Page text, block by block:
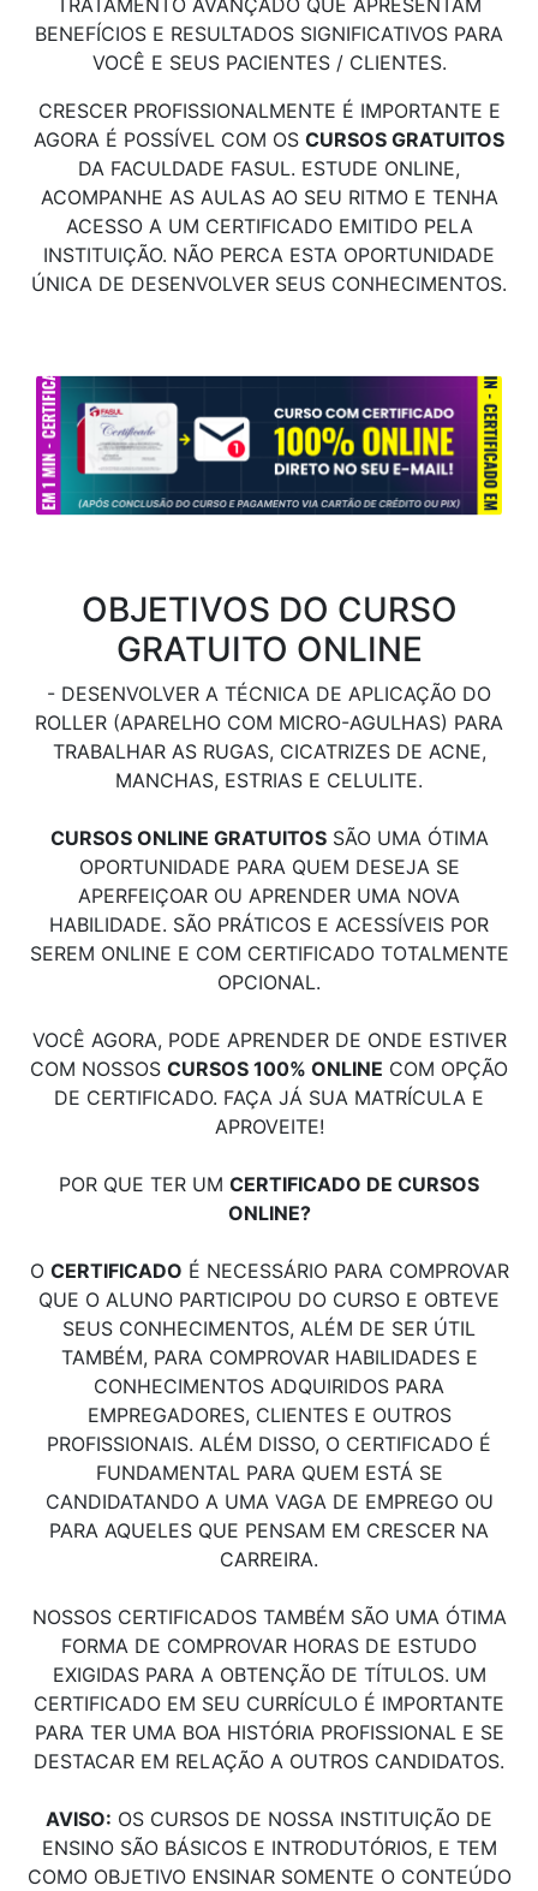
TRATAMENTO AVANÇADO QUE APRESENTAM
BENEFÍCIOS E RESULTADOS SIGNIFICATIVOS PARA
VOCÊ E SEUS PACIENTES / CLIENTES.
CRESCER PROFISSIONALMENTE É IMPORTANTE E
AGORA É POSSÍVEL COM OS CURSOS GRATUITOS
DA FACULDADE FASUL. ESTUDE ONLINE,
ACOMPANHE AS AULAS AO SEU RITMO E TENHA
ACESSO A UM CERTIFICADO EMITIDO PELA
INSTITUIÇÃO. NÃO PERCA ESTA OPORTUNIDADE
ÚNICA DE DESENVOLVER SEUS CONHECIMENTOS.
OBJETIVOS DO CURSO
GRATUITO ONLINE
- DESENVOLVER A TÉCNICA DE APLICAÇÃO DO
ROLLER (APARELHO COM MICRO-AGULHAS) PARA
TRABALHAR AS RUGAS, CICATRIZES DE ACNE,
MANCHAS, ESTRIAS E CELULITE.
CURSOS ONLINE GRATUITOSSÃO UMA ÓTIMA
OPORTUNIDADE PARA QUEM DESEJA SE
APERFEIÇOAR OU APRENDER UMA NOVA
HABILIDADE. SÃO PRÁTICOS E ACESSÍVEIS POR
SEREM ONLINE E COM CERTIFICADO TOTALMENTE
OPCIONAL.
VOCÊ AGORA, PODE APRENDER DE ONDE ESTIVER
COM NOSSOS CURSOS 100% ONLINE COM OPÇÃO
DE CERTIFICADO. FAÇA JÁ SUA MATRÍCULA E
APROVEITE!
POR QUE TER UM CERTIFICADO DE CURSOS
ONLINE?
O CERTIFICADO É NECESSÁRIO PARA COMPROVAR
QUE O ALUNO PARTICIPOU DO CURSO E OBTEVE
SEUS CONHECIMENTOS, ALÉM DE SER ÚTIL
TAMBÉM, PARA COMPROVAR HABILIDADES E
CONHECIMENTOS ADQUIRIDOS PARA
EMPREGADORES, CLIENTES E OUTROS
PROFISSIONAIS. ALÉM DISSO, O CERTIFICADO É
FUNDAMENTAL PARA QUEM ESTÁ SE
CANDIDATANDO A UMA VAGA DE EMPREGO OU
PARA AQUELES QUE PENSAM EM CRESCER NA
CARREIRA.
NOSSOS CERTIFICADOS TAMBÉM SÃO UMA ÓTIMA
FORMA DE COMPROVAR HORAS DE ESTUDO
EXIGIDAS PARA A OBTENÇÃO DE TÍTULOS. UM
CERTIFICADO EM SEU CURRÍCULO É IMPORTANTE
PARA TER UMA BOA HISTÓRIA PROFISSIONAL E SE
DESTACAR EM RELAÇÃO A OUTROS CANDIDATOS.
AVISO: OS CURSOS DE NOSSA INSTITUIÇÃO DE
ENSINO SÃO BÁSICOS E INTRODUTÓRIOS, E TEM
COMO OBJETIVO ENSINAR SOMENTE O CONTEÚDO